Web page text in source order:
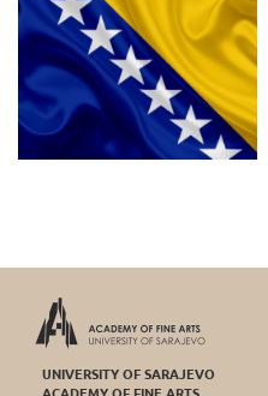
UNIVERSITY OF SARAJEVO